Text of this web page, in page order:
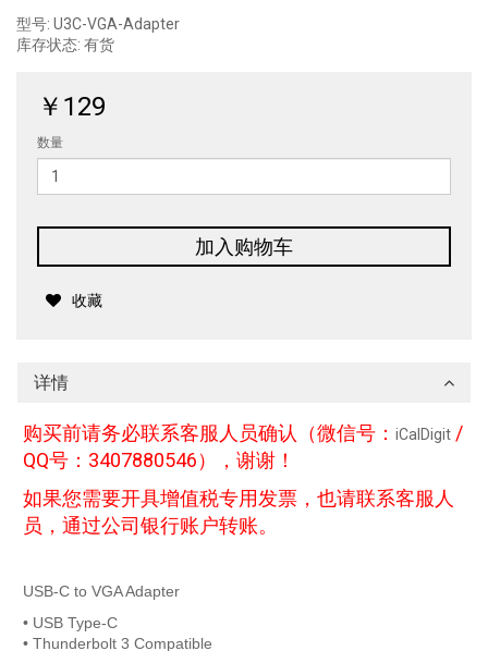
型号: U3C-VGA-Adapter
库存状态: 有货
￥129
数量
加入购物车
收藏
详情
购买前请务必联系客服人员确认（微信号： iCalDigit /
QQ号：3407880546），谢谢！
如果您需要开具增值税专用发票，也请联系客服人
员，通过公司银行账户转账。
USB-C to VGA Adapter
• USB Type-C
• Thunderbolt 3 Compatible